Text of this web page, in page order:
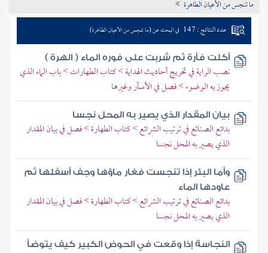
ما تنجس من الأعيان الطاهرة
عدد النتائج : 147 في البحث عن (ما تنجس من الأعيان الطاهرة)
أكلت فأرة ثم شربت على فوره الماء ( الهرة )
نصب الراية في تخريج أحاديث الهداية > كتاب الطهارات > باب الماء الذي
يجوز به الوضوء > فصل في الأسآر وغيرها
بيان المقدار الذي يصير به المحل نجسا
بدائع الصنائع في ترتيب الشرائع > كتاب الطهارة > فصل في بيان المقدار
الذي يصير به المحل نجسا
وأما البئر إذا تنجست فغار ماؤها وجف أسفلها ثم
عاودها الماء
بدائع الصنائع في ترتيب الشرائع > كتاب الطهارة > فصل في بيان المقدار
الذي يصير به المحل نجسا
النجاسة إذا وقعت في الحوض الكبير كيف يتوضأ